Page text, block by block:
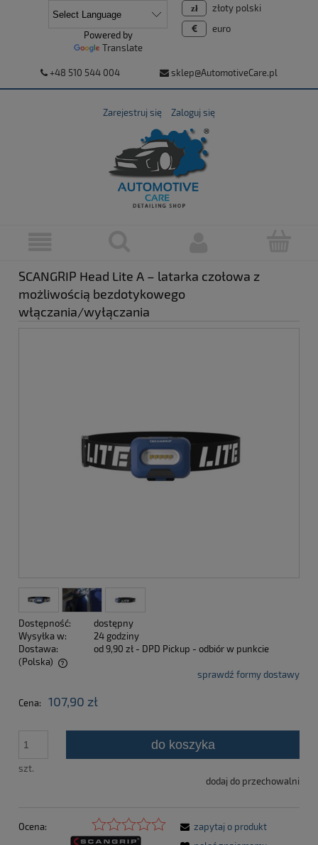
+48 510 544 004 sklep@AutomotiveCare.pl
Zarejestruj się Zaloguj się
złoty polski
euro
Powered by
Translate
SCANGRIP Head Lite A – latarka czołowa z
możliwością bezdotykowego
włączania/wyłączania
Dostępność:
dostępny
Wysyłka w:
24 godziny
Dostawa:
od 9,90 zł - DPD Pickup - odbiór w punkcie
(Polska)
Cena nie zawiera ewentualnych kosztów płatnościsprawdź formy dostawy
Cena: 107,90 zł
szt.
do koszyka
dodaj do przechowalni
Ocena:
zapytaj o produkt